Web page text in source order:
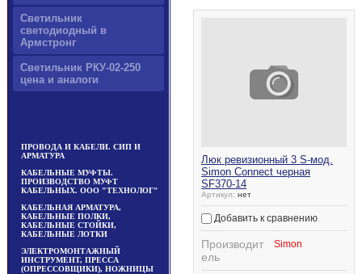
Светильник
светодиодный в
Армстронг
Светильник РКУ-02-250
цена и аналоги
ПРОВОДА И КАБЕЛИ. СИП И
АРМАТУРА
КАБЕЛЬНЫЕ МУФТЫ.
ПРОИЗВОДСТВО МУФТ
КАБЕЛЬНЫХ. ООО "ТЕХНОЛОГ"
КАБЕЛЬНАЯ АРМАТУРА,
КАБЕЛЬНЫЕ ПОЛКИ,
КАБЕЛЬНЫЕ СТОЙКИ,
КАБЕЛЬНЫЕ ЛОТКИ
ЭЛЕКТРОМОНТАЖНЫЙ
ИНСТРУМЕНТ, ПРЕССА
(ОПРЕССОВЩИКИ), НОЖНИЦЫ
Люк ревизионный 3 S-мод.
Simon Connect черная
SF370-14
Артикул: нет
Добавить к сравнению
Производит
ель
Simon